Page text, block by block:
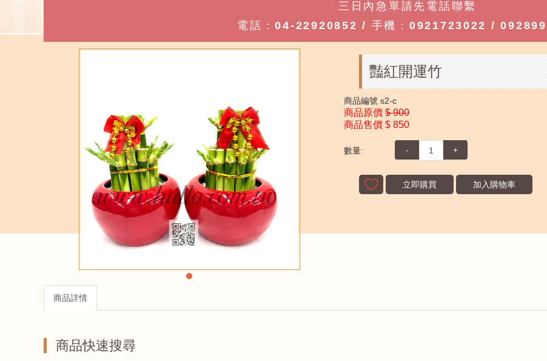
三日內急單請先電話聯繫
電話：04-22920852 / 手機： 0921723022 /
豔紅開運竹
商品編號 s2-c
商品原價 $ 900
商品售價 $ 850
數量: - +
立即購買 加入購物車
商品詳情
商品快速搜尋